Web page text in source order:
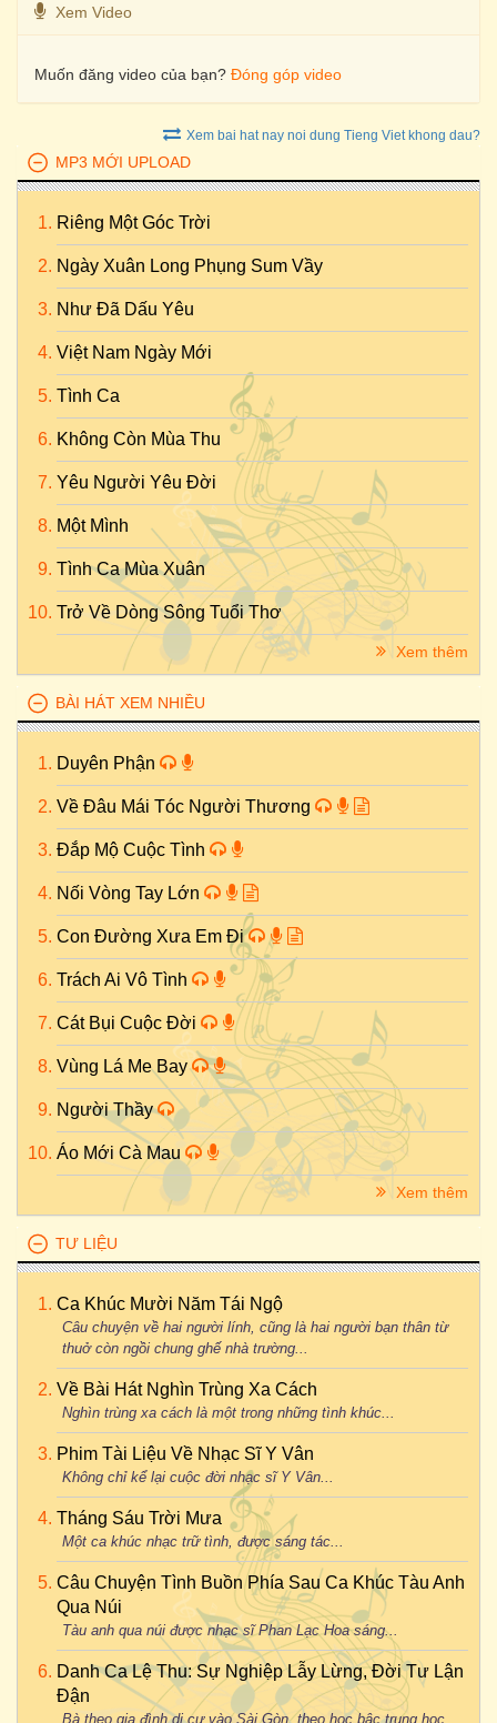
Xem Video
Muốn đăng video của bạn? Đóng góp video
Xem bai hat nay noi dung Tieng Viet khong dau?
MP3 MỚI UPLOAD
Riêng Một Góc Trời
Ngày Xuân Long Phụng Sum Vầy
Như Đã Dấu Yêu
Việt Nam Ngày Mới
Tình Ca
Không Còn Mùa Thu
Yêu Người Yêu Đời
Một Mình
Tình Ca Mùa Xuân
Trở Về Dòng Sông Tuổi Thơ
Xem thêm
BÀI HÁT XEM NHIỀU
Duyên Phận
Về Đâu Mái Tóc Người Thương
Đắp Mộ Cuộc Tình
Nối Vòng Tay Lớn
Con Đường Xưa Em Đi
Trách Ai Vô Tình
Cát Bụi Cuộc Đời
Vùng Lá Me Bay
Người Thầy
Áo Mới Cà Mau
Xem thêm
TƯ LIỆU
Ca Khúc Mười Năm Tái Ngộ
Câu chuyện về hai người lính, cũng là hai người bạn thân từ
thuở còn ngồi chung ghế nhà trường...
Về Bài Hát Nghìn Trùng Xa Cách
Nghìn trùng xa cách là một trong những tình khúc...
Phim Tài Liệu Về Nhạc Sĩ Y Vân
Không chỉ kể lại cuộc đời nhạc sĩ Y Vân...
Tháng Sáu Trời Mưa
Một ca khúc nhạc trữ tình, được sáng tác...
Câu Chuyện Tình Buồn Phía Sau Ca Khúc Tàu Anh
Qua Núi
Tàu anh qua núi được nhạc sĩ Phan Lạc Hoa sáng...
Danh Ca Lệ Thu: Sự Nghiệp Lẫy Lừng, Đời Tư Lận
Đận
Bà theo gia đình di cư vào Sài Gòn, theo học bậc trung học